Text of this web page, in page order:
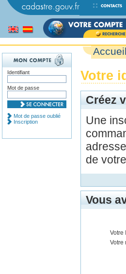
Accueil
Votre
Créez
Une
de
Vous
Votre
Votre
Identifiant
Mot de passe
Mot de passe oublié
Inscription